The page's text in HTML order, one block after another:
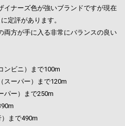
イナーズ色が強いブランドですが現在
定評があります。
両方が手に入る非常にバランスの良い
ンビニ）まで100m
スーパー）まで120m
パー）まで250m
まで490m